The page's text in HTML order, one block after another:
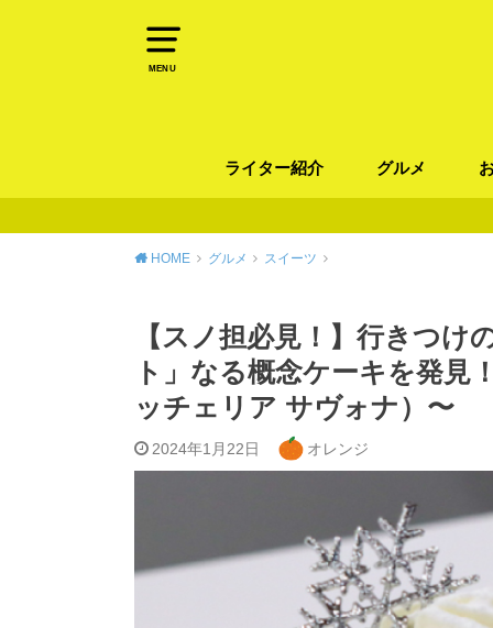
MENU
ライター紹介 グルメ
HOME グルメ スイーツ
【スノ担必見！】行きつ
ト」なる概念ケーキを発
ッチェリア サヴォナ）〜
2024年1月22日 オレンジ